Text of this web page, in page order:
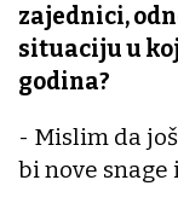
zajednici,
situaciju u
godina?
- Mislim da
bi nove snage